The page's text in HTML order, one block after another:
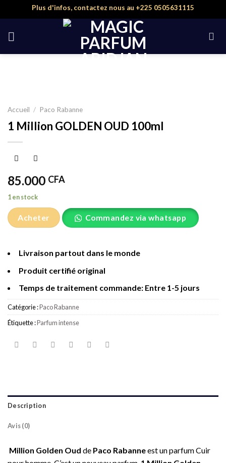
to
content
Plus d'infos, contactez nous au +225 0505631115
Accueil / Paco Rabanne
1 Million GOLDEN OUD 100ml
85.000 CFA
1 en stock
Acheter Commandez via whatsapp
Livraison partout dans le monde
Produit certifié original
Temps de traitement commande: Entre 1-5 jours
Catégorie :Paco Rabanne
Étiquette :Parfum intense
Description
Avis (0)
Million Golden Oud de Paco Rabanneest un parfum Cuir